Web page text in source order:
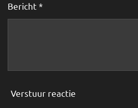
Bericht *
Verstuur reactie